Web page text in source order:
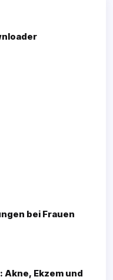
bei Frauen
Ekzem und